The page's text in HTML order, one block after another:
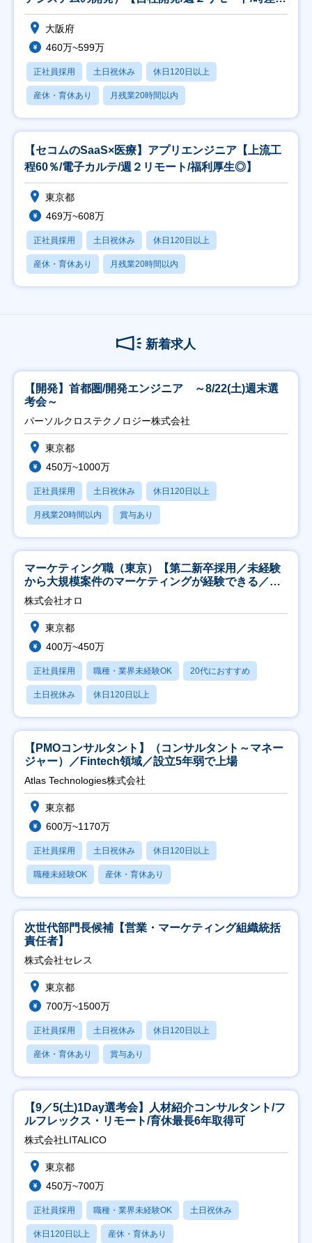
勤】
大阪府
460万~599万
正社員採用 土日祝休み 休日120日以上
産休・育休あり 月残業20時間以内
【セコムのSaaS×医療】アプリエンジニア【上流工
程60％/電子カルテ/週２リモート/福利厚生◎】
東京都
469万~608万
正社員採用 土日祝休み 休日120日以上
産休・育休あり 月残業20時間以内
新着求人
【開発】首都圏/開発エンジニア ～8/22(土)週末選
考会～
パーソルクロステクノロジー株式会社
東京都
450万~1000万
正社員採用 土日祝休み 休日120日以上
月残業20時間以内 賞与あり
マーケティング職（東京）【第二新卒採用／未経験
から大規模案件のマーケティングが経験できる／研
修充実】
株式会社オロ
東京都
400万~450万
正社員採用 職種・業界未経験OK 20代におすすめ
土日祝休み 休日120日以上
【PMOコンサルタント】（コンサルタント～マネー
ジャー）／Fintech領域／設立5年弱で上場
Atlas Technologies株式会社
東京都
600万~1170万
正社員採用 土日祝休み 休日120日以上
職種未経験OK 産休・育休あり
次世代部門長候補【営業・マーケティング組織統括
責任者】
株式会社セレス
東京都
700万~1500万
正社員採用 土日祝休み 休日120日以上
産休・育休あり 賞与あり
【9／5(土)1Day選考会】人材紹介コンサルタント/フ
ルフレックス・リモート/育休最長6年取得可
株式会社LITALICO
東京都
450万~700万
正社員採用 職種・業界未経験OK 土日祝休み
休日120日以上 産休・育休あり